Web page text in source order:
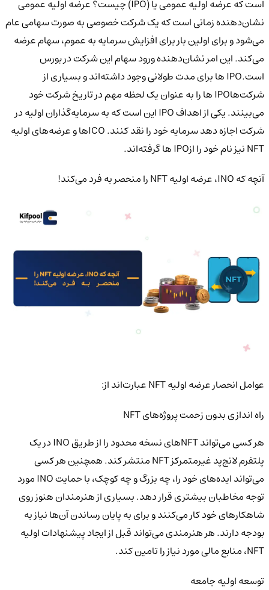
است که عرضه اولیه عمومی یا (IPO) چیست؟ عرضه اولیه عمومی
نشان‌دهنده زمانی است که یک شرکت خصوصی به صورت سهامی عام
می‌شود و برای اولین بار برای افزایش سرمایه به عموم، سهام عرضه
می‌کند. این امر نشان‌دهنده ورود سهام این شرکت در بورس
است.IPO ها برای مدت طولانی وجود داشته‌اند و بسیاری از
شرکت‌هاIPO ها را به عنوان یک لحظه مهم در تاریخ شرکت خود
می‌بینند. یکی از اهداف IPO این است که به سرمایه‌گذاران اولیه در
شرکت اجازه دهد سرمایه خود را نقد کنند. ICOها و عرضه‌های اولیه
NFT نیز نام خود را ازIPO ها گرفته‌اند.
آنچه که INO، عرضه اولیه NFT را منحصر به فرد می‌کند!
عوامل انحصار عرضه اولیه NFT عبارت‌اند از:
راه اندازی بدون زحمت پروژه‌های NFT
هر کسی می‌تواند NFT‌های نسخه محدود را از طریق INO در یک
پلتفرم لانچ‌پد غیرمتمرکز NFT منتشر کند. همچنین هر کسی
می‌تواند ایده‌های خود را، چه بزرگ و چه کوچک، با حمایت INO مورد
توجه مخاطبان بیشتری قرار دهد. بسیاری از هنرمندان هنوز روی
شاهکارهای خود کار می‌کنند و برای به پایان رساندن آن‌ها نیاز به
بودجه دارند. هر هنرمندی می‌تواند قبل از ایجاد پیشنهادات اولیه
NFT، منابع مالی مورد نیاز را تامین کند.
توسعه اولیه جامعه